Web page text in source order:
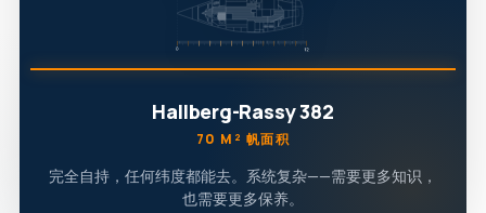
Hallberg-Rassy 382
70 M² 帆面积
完全自持，任何纬度都能去。系统复杂——需要更多知识，
也需要更多保养。